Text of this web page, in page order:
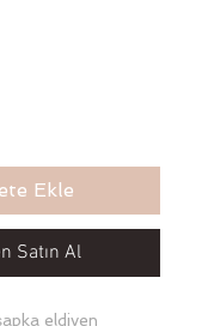
Ekle
Satın Al
eldiven